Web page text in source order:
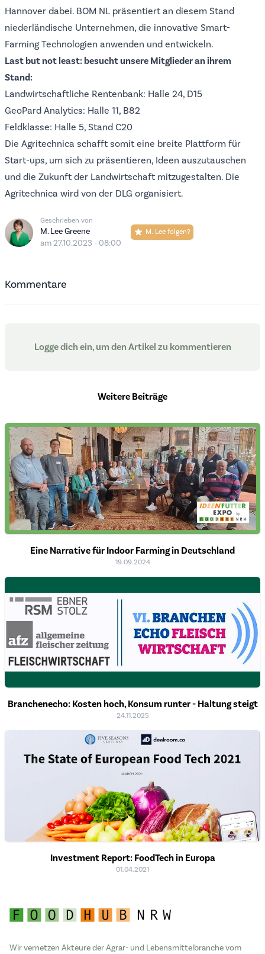
Hannover dabei. BOM NL präsentiert an diesem Stand
niederländische Unternehmen, die innovative Smart-
Farming Technologien anwenden und entwickeln.
Last but not least: besucht unsere Mitglieder an ihrem
Stand:
Landwirtschaftliche Rentenbank: Halle 24, D15
GeoPard Analytics: Halle 11, B82
Feldklasse: Halle 5, Stand C20
Die Agritechnica schafft somit eine breite Plattform für
Start-ups, um sich zu präsentieren, Ideen auszutauschen
und die Zukunft der Landwirtschaft mitzugestalten. Die
Agritechnica wird von der DLG organisiert.
Geschrieben von
M. Lee Greene
am 27.10.2023 - 08:00
M. Lee folgen?
Kommentare
Logge dich ein, um den Artikel zu kommentieren
Weitere Beiträge
Eine Narrative für Indoor Farming in Deutschland
19.09.2024
Branchenecho: Kosten hoch, Konsum runter - Haltung steigt
24.11.2025
Investment Report: FoodTech in Europa
01.04.2021
Wir vernetzen Akteure der Agrar- und Lebensmittelbranche vom